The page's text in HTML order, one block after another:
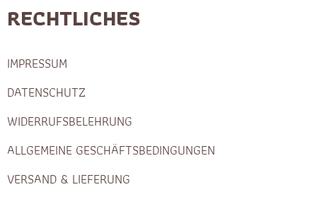
RECHTLICHES
IMPRESSUM
DATENSCHUTZ
WIDERRUFSBELEHRUNG
ALLGEMEINE GESCHÄFTSBEDINGUNGEN
VERSAND & LIEFERUNG